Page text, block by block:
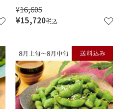
¥16,605
¥15,720税込